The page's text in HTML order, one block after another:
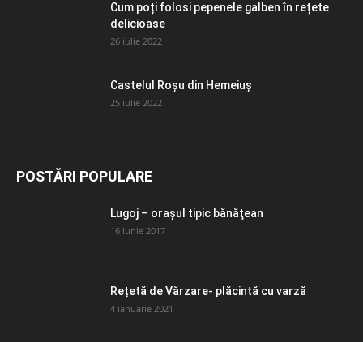
Cum poți folosi pepenele galben în rețete
delicioase
26 iulie 2022
Castelul Roșu din Hemeiuș
25 iulie 2022
POSTĂRI POPULARE
Lugoj – orașul tipic bănăţean
16 iunie 2017
Rețetă de Vărzare- plăcintă cu varză
4 ianuarie 2021